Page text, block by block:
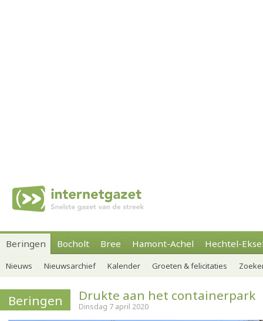
Beringen Bocholt Bree Hamont-Achel Hechtel-
Nieuws Nieuwsarchief Kalender Groeten & felicitaties
Beringen Drukte aan het containerpark
Dinsdag 7 april 2020